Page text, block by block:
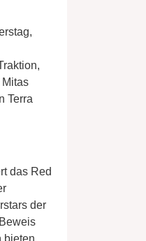
Terra
das Red
der